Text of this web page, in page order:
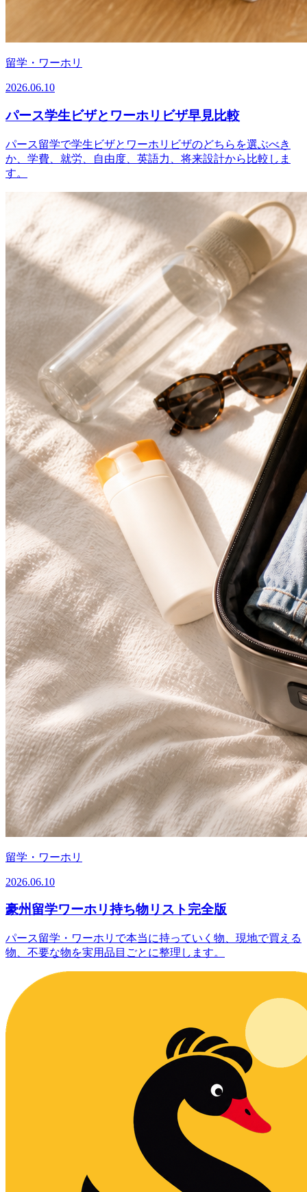
留学・ワーホリ
2026.06.10
パース学生ビザとワーホリビザ早見比較
パース留学で学生ビザとワーホリビザのどちらを選ぶべき
か、学費、就労、自由度、英語力、将来設計から比較しま
す。
留学・ワーホリ
2026.06.10
豪州留学ワーホリ持ち物リスト完全版
パース留学・ワーホリで本当に持っていく物、現地で買える
物、不要な物を実用品目ごとに整理します。